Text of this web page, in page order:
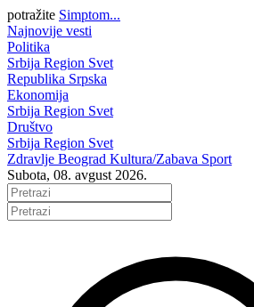
potražite Simptom...
Najnovije vesti
Politika
Srbija Region Svet
Republika Srpska
Ekonomija
Srbija Region Svet
Društvo
Srbija Region Svet
Zdravlje Beograd Kultura/Zabava Sport
Subota, 08. avgust 2026.